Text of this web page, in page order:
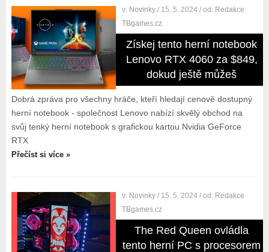
v: Novinky / 15. 5. 2024 / od: Redakce
TBgames.cz
Získej tento herní notebook
Lenovo RTX 4060 za $849,
dokud ještě můžeš
Dobrá zpráva pro všechny hráče, kteří hledají cenově dostupný
herní notebook - společnost Lenovo nabízí skvělý obchod na
svůj tenký herní notebook s grafickou kartou Nvidia GeForce
RTX
Přečíst si více »
v: Novinky / 15. 5. 2024 / od: Redakce
TBgames.cz
The Red Queen ovládla
tento herní PC s procesorem